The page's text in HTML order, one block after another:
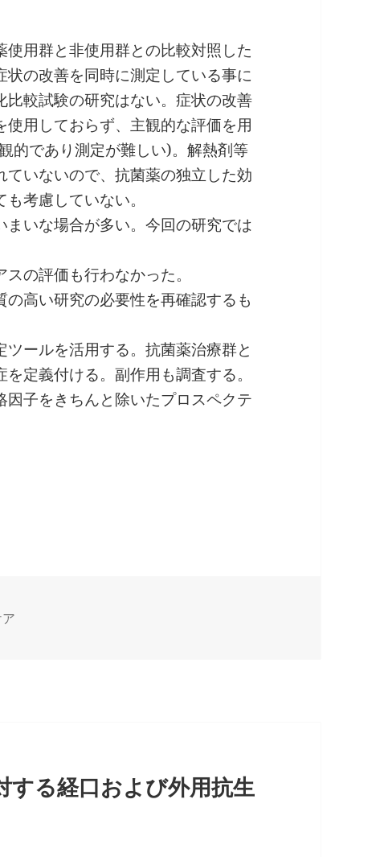
用群と非使用群との比較対照した
の改善を同時に測定している事に
較試験の研究はない。症状の改善
用しておらず、主観的な評価を用
的であり測定が難しい)。解熱剤等
いないので、抗菌薬の独立した効
考慮していない。
いな場合が多い。今回の研究では
の評価も行わなかった。
高い研究の必要性を再確認するも
ールを活用する。抗菌薬治療群と
定義付ける。副作用も調査する。
子をきちんと除いたプロスペクテ
する経口および外用抗生